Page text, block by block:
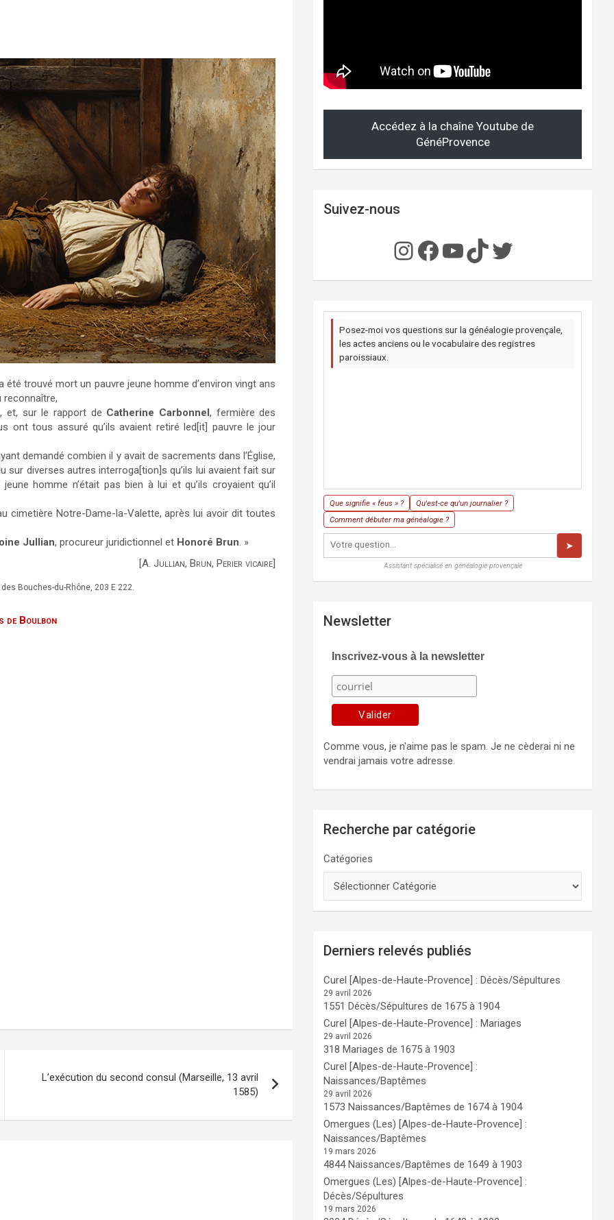
trouvé mort un pauvre jeune homme d’environ vingt ans
reconnaître,
et, sur le rapport de Catherine Carbonnel, fermière des
ont tous assuré qu’ils avaient retiré led[it] pauvre le jour
demandé combien il y avait de sacrements dans l’Église,
sur diverses autres interroga[tion]s qu’ils lui avaient fait sur
homme n’était pas bien à lui et qu’ils croyaient qu’il
cimetière Notre-Dame-la-Valette, après lui avoir dit toutes
Jullian, procureur juridictionnel et Honoré Brun. »
[A. Jullian, Brun, Perier vicaire]
Bouches-du-Rhône, 203 E 222.
de Boulbon
L’exécution du second consul (Marseille, 13 avril
1585)
Accédez à la chaîne Youtube de
GénéProvence
Suivez-nous
Instagram
Facebook
YouTube
TikTok
Twitter
Posez-moi vos questions sur la généalogie provençale,
les actes anciens ou le vocabulaire des registres
paroissiaux.
Que signifie « feus » ?
Qu'est-ce qu'un journalier ?
Comment débuter ma généalogie ?
➤
Assistant spécialisé en généalogie provençale
Newsletter
Inscrivez-vous à la newsletter
Comme vous, je n'aime pas le spam. Je ne cèderai ni ne
vendrai jamais votre adresse.
Recherche par catégorie
Catégories
Derniers relevés publiés
Curel [Alpes-de-Haute-Provence] : Décès/Sépultures
29 avril 2026
1551 Décès/Sépultures de 1675 à 1904
Curel [Alpes-de-Haute-Provence] : Mariages
29 avril 2026
318 Mariages de 1675 à 1903
Curel [Alpes-de-Haute-Provence] :
Naissances/Baptêmes
29 avril 2026
1573 Naissances/Baptêmes de 1674 à 1904
Omergues (Les) [Alpes-de-Haute-Provence] :
Naissances/Baptêmes
19 mars 2026
4844 Naissances/Baptêmes de 1649 à 1903
Omergues (Les) [Alpes-de-Haute-Provence] :
Décès/Sépultures
19 mars 2026